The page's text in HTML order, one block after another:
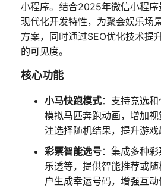
小程序。结合2025年微信小程序
现代化开发特性，为聚会娱乐场
方案，同时通过SEO优化技术提
的可见度。
核心功能
小马快跑模式：支持竞选和
模拟马匹奔跑动画，增加
注选择随机结果，提升游戏
彩票智能选号：集成多种
乐透等，提供智能推荐或
户生成幸运号码，增强互动